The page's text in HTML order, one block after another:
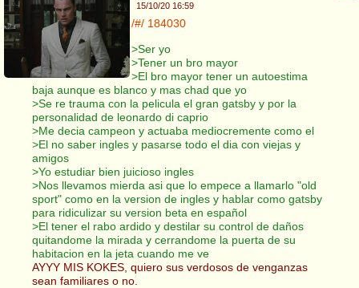
15/10/20 16:59
/#/ 184030
>Ser yo
>Tener un bro mayor
>El bro mayor tener un autoestima
baja aunque es blanco y mas chad que yo
>Se re trauma con la pelicula el gran gatsby y por la
personalidad de leonardo di caprio
>Me decia campeon y actuaba mediocremente como el
>El no saber ingles y pasarse todo el dia con viejas y
amigos
>Yo estudiar bien juicioso ingles
>Nos llevamos mierda asi que lo empece a llamarlo "old
sport" como en la version de ingles y hablar como gatsby
para ridiculizar su version beta en español
>El tener el rabo ardido y destilar su control de daños
quitandome la mirada y cerrandome la puerta de su
habitacion en la jeta cuando me ve
AYYY MIS KOKES, quiero sus verdosos de venganzas
sean familiares o no.